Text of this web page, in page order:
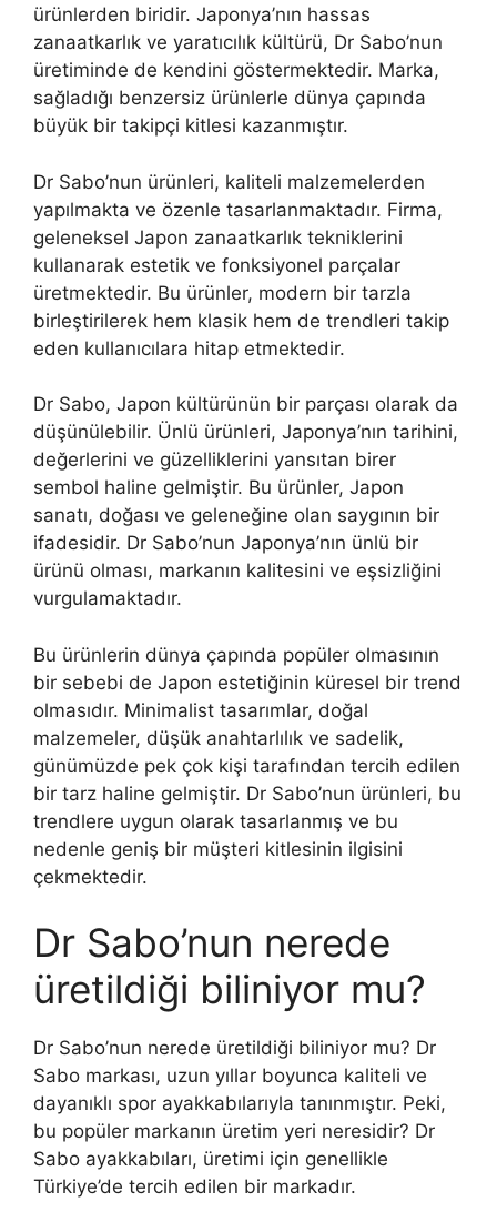
ürünlerden biridir. Japonya’nın hassas
zanaatkarlık ve yaratıcılık kültürü, Dr Sabo’nun
üretiminde de kendini göstermektedir. Marka,
sağladığı benzersiz ürünlerle dünya çapında
büyük bir takipçi kitlesi kazanmıştır.
Dr Sabo’nun ürünleri, kaliteli malzemelerden
yapılmakta ve özenle tasarlanmaktadır. Firma,
geleneksel Japon zanaatkarlık tekniklerini
kullanarak estetik ve fonksiyonel parçalar
üretmektedir. Bu ürünler, modern bir tarzla
birleştirilerek hem klasik hem de trendleri takip
eden kullanıcılara hitap etmektedir.
Dr Sabo, Japon kültürünün bir parçası olarak da
düşünülebilir. Ünlü ürünleri, Japonya’nın tarihini,
değerlerini ve güzelliklerini yansıtan birer
sembol haline gelmiştir. Bu ürünler, Japon
sanatı, doğası ve geleneğine olan saygının bir
ifadesidir. Dr Sabo’nun Japonya’nın ünlü bir
ürünü olması, markanın kalitesini ve eşsizliğini
vurgulamaktadır.
Bu ürünlerin dünya çapında popüler olmasının
bir sebebi de Japon estetiğinin küresel bir trend
olmasıdır. Minimalist tasarımlar, doğal
malzemeler, düşük anahtarlılık ve sadelik,
günümüzde pek çok kişi tarafından tercih edilen
bir tarz haline gelmiştir. Dr Sabo’nun ürünleri, bu
trendlere uygun olarak tasarlanmış ve bu
nedenle geniş bir müşteri kitlesinin ilgisini
çekmektedir.
Dr Sabo’nun nerede
üretildiği biliniyor mu?
Dr Sabo’nun nerede üretildiği biliniyor mu? Dr
Sabo markası, uzun yıllar boyunca kaliteli ve
dayanıklı spor ayakkabılarıyla tanınmıştır. Peki,
bu popüler markanın üretim yeri neresidir? Dr
Sabo ayakkabıları, üretimi için genellikle
Türkiye’de tercih edilen bir markadır.